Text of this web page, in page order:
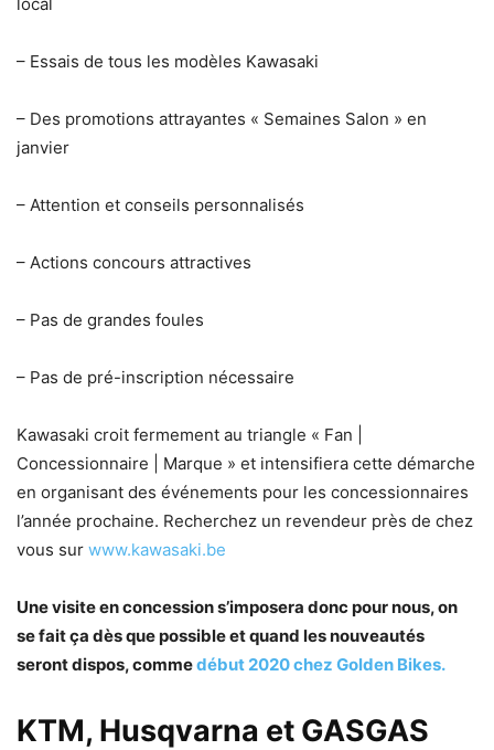
– Essais de tous les modèles Kawasaki
– Des promotions attrayantes « Semaines Salon » en
janvier
– Attention et conseils personnalisés
– Actions concours attractives
– Pas de grandes foules
– Pas de pré-inscription nécessaire
Kawasaki croit fermement au triangle « Fan |
Concessionnaire | Marque » et intensifiera cette démarche
en organisant des événements pour les concessionnaires
l’année prochaine. Recherchez un revendeur près de chez
vous sur www.kawasaki.be
Une visite en concession s’imposera donc pour nous, on
se fait ça dès que possible et quand les nouveautés
seront dispos, commedébut 2020 chez Golden Bikes.
KTM, Husqvarna et GASGAS